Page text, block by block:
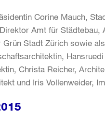
Corine Mauch,
Amt für Städtebau,
Stadt Zürich sowie
Christa Reicher,
und Iris Vollenweider,